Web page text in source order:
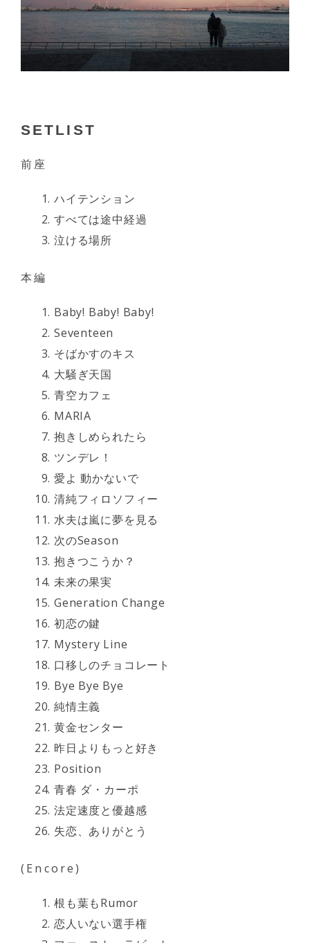
SETLIST
前座
ハイテンション
すべては途中経過
泣ける場所
本編
Baby! Baby! Baby!
Seventeen
そばかすのキス
大騒ぎ天国
青空カフェ
MARIA
抱きしめられたら
ツンデレ！
愛よ 動かないで
清純フィロソフィー
水夫は嵐に夢を見る
次のSeason
抱きつこうか？
未来の果実
Generation Change
初恋の鍵
Mystery Line
口移しのチョコレート
Bye Bye Bye
純情主義
黄金センター
昨日よりもっと好き
Position
青春 ダ・カーポ
法定速度と優越感
失恋、ありがとう
(Encore)
根も葉もRumor
恋人いない選手権